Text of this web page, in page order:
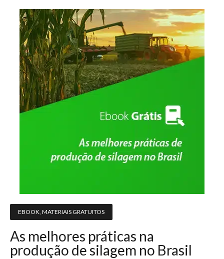
EBOOK MATERIAIS GRATUITOS
As melhores práticas na
produção de silagem no Brasil